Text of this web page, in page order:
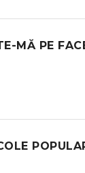
MĂ PE